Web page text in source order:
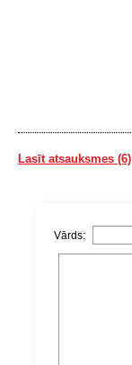
Lasīt atsauksmes (6)
Vārds: